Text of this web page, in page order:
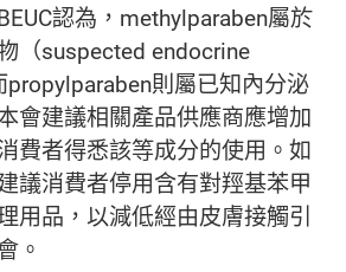
認為，methylparaben屬於
（suspected endocrine
則屬已知內分泌
會建議相關產品供應商應增加
費者得悉該等成分的使用。如
議消費者停用含有對羥基苯甲
用品，以減低經由皮膚接觸引
。